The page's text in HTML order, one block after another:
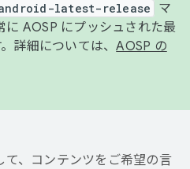
latest-release
マ
AOSP にプッシュされた最
詳細については、AOSP の
、コンテンツをご希望の言